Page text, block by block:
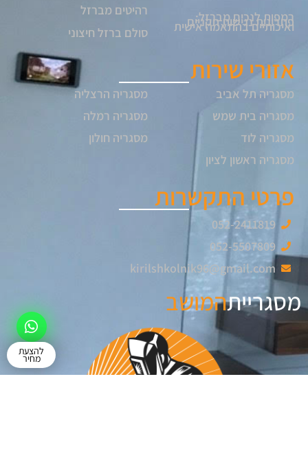
רמפות לנכים מברזל:
פתרונות נגישות תקניים
ואיכותיים בהתאמה אישית
רהיטים מברזל
סולם ברזל חיצוני
אזורי שירות
מסגריה תל אביב
מסגריה בית שמש
מסגריה לוד
מסגריה ראשון לציון
מסגריה הרצליה
מסגריה רמלה
מסגריה חולון
פרטי התקשרות
052-2411819
052-5507809
kirilshkolnik96@gmail.com
מסגרייתהמושב
להצעת
מחיר